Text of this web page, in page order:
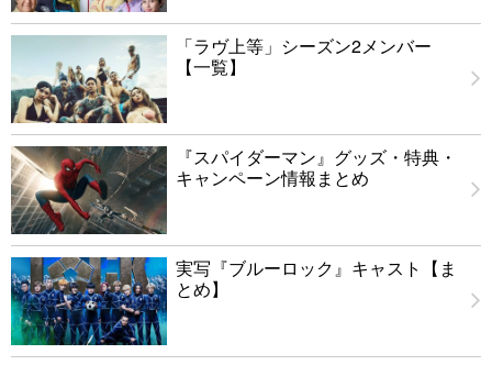
「ラヴ上等」シーズン2メンバー
【一覧】
『スパイダーマン』グッズ・特典・
キャンペーン情報まとめ
実写『ブルーロック』キャスト【ま
とめ】